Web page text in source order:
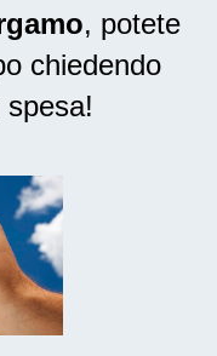
, potete
chiedendo